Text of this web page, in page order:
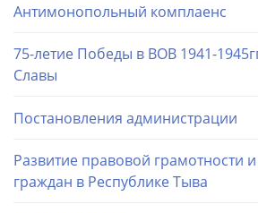
Антимонопольный комплаенс
75-летие Победы в ВОВ 1941-
Славы
Постановления администрации
Развитие правовой грамотности
граждан в Республике Тыва